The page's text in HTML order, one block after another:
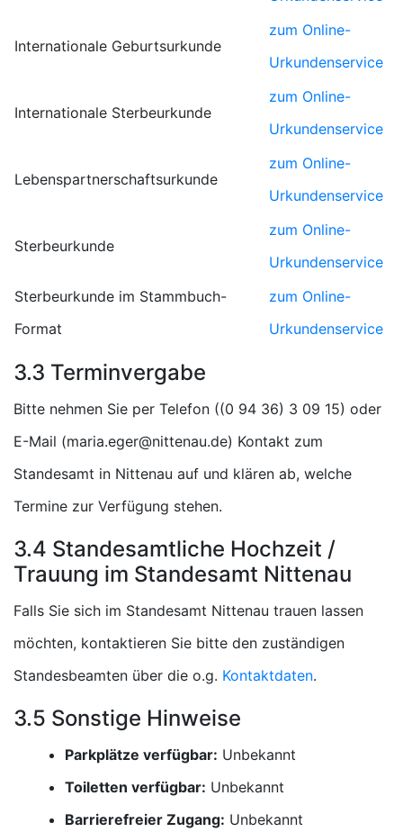
Internationale Geburtsurkunde
zum Online-
Urkundenservice
Internationale Sterbeurkunde
zum Online-
Urkundenservice
Lebenspartnerschaftsurkunde
zum Online-
Urkundenservice
Sterbeurkunde
zum Online-
Urkundenservice
Sterbeurkunde im Stammbuch-
Format
zum Online-
Urkundenservice
3.3 Terminvergabe
Bitte nehmen Sie per Telefon (
) oder
E-Mail (
) Kontakt zum
Standesamt in Nittenau auf und klären ab, welche
Termine zur Verfügung stehen.
3.4 Standesamtliche Hochzeit /
Trauung im Standesamt Nittenau
Falls Sie sich im Standesamt Nittenau trauen lassen
möchten, kontaktieren Sie bitte den zuständigen
Standesbeamten über die o.g. Kontaktdaten.
3.5 Sonstige Hinweise
Parkplätze verfügbar: Unbekannt
Toiletten verfügbar: Unbekannt
Barrierefreier Zugang: Unbekannt